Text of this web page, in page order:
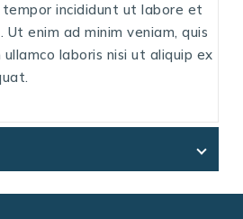
incididunt ut labore et
Ut enim ad minim veniam, quis
laboris nisi ut aliquip ex